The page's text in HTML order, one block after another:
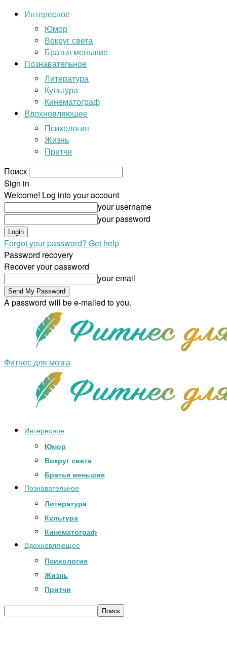
Интересное
Юмор
Вокруг света
Братья меньшие
Познавательное
Литература
Культура
Кинематограф
Вдохновляющее
Психология
Жизнь
Притчи
Поиск
Sign in
Welcome! Log into your account
your username
your password
Forgot your password? Get help
Password recovery
Recover your password
your email
A password will be e-mailed to you.
Фитнес для мозга
Интересное
Юмор
Вокруг света
Братья меньшие
Познавательное
Литература
Культура
Кинематограф
Вдохновляющее
Психология
Жизнь
Притчи